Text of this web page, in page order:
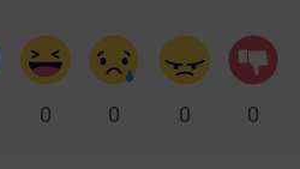
0 0 0 0